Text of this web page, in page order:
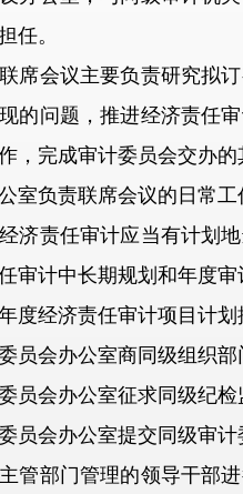
任。
议主要负责研究拟订
的问题，推进经济责任
，完成审计委员会交办
负责联席会议的日常工
任审计应当有计划地
审计中长期规划和年度
济责任审计项目计划
会办公室商同级组织部
会办公室征求同级纪检
会办公室提交同级审计
部门管理的领导干部进